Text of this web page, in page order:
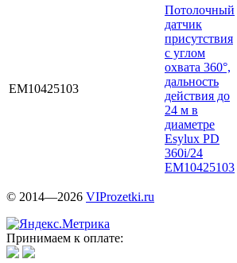
EM10425103
Потолочный
датчик
присутствия
с углом
охвата 360°,
дальность
действия до
24 м в
диаметре
Esylux PD
360i/24
EM10425103
© 2014—2026 VIProzetki.ru
Принимаем к оплате: